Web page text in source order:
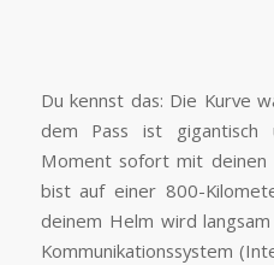
Du kennst das: Die Kurve
dem Pass ist
Moment sofort mit
bist auf einer 800-
deinem Helm wird
Kommunikationssystem